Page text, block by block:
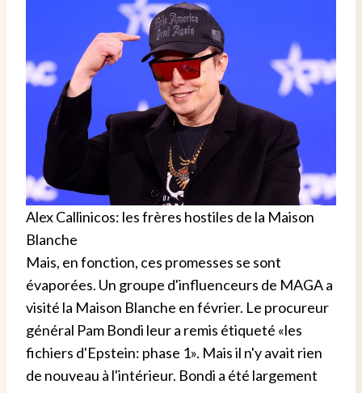
Alex Callinicos: les frères hostiles de la Maison
Blanche
Mais, en fonction, ces promesses se sont
évaporées. Un groupe d'influenceurs de MAGA a
visité la Maison Blanche en février. Le procureur
général Pam Bondi leur a remis étiqueté «les
fichiers d'Epstein: phase 1». Mais il n'y avait rien
de nouveau à l'intérieur. Bondi a été largement